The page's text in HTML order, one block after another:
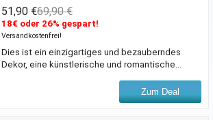
51,90 €69,90 €
18€ oder 26% gespart!
Versandkostenfrei!
Dies ist ein einzigartiges und bezauberndes
Dekor, eine künstlerische und romantische
halbmondförmige Drahtziehschirme und 2 x E27
Lampen können Ihnen eine friedliche und
Zum Deal